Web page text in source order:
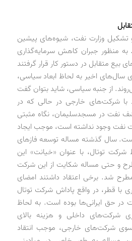
و تشکیل وزارت نفت، شیوه‌های پیشین
به منظور جبران کاهش سرمایه‌گذاری
70 قراردادهای بیع متقابل در دستور کار قرار گرفتند
سال‌های اخیر به لحاظ ابعاد سیاسی،
از جنبه سیاسی، شاید بتوان گفت
با شرکت‌های خارجی در حالی که در
نفت در مسجدسلیمان، نگاه مثبتی
نفت وجود نداشته است، موجب ایجاد
سال گذشته مساله توسعه فازهای
شرکت توتال، با عنوان «خیانت» این
و حتی مساله شکایت از این شرکت
شد. برخی اعتقاد داشتند امضای
با قطر، در واقع پاداش شرکت توتال
در حق ایرانی‌ها بوده است. به لحاظ
شرکت‌های داخلی و هزینه بالای
سوی شرکت‌های خارجی، موجب انتقاد